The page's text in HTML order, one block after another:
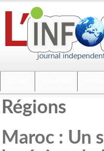
Régions
Maroc : Un